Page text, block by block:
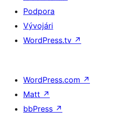
Podpora
Vývojári
WordPress.tv ↗
WordPress.com ↗
Matt ↗
bbPress ↗